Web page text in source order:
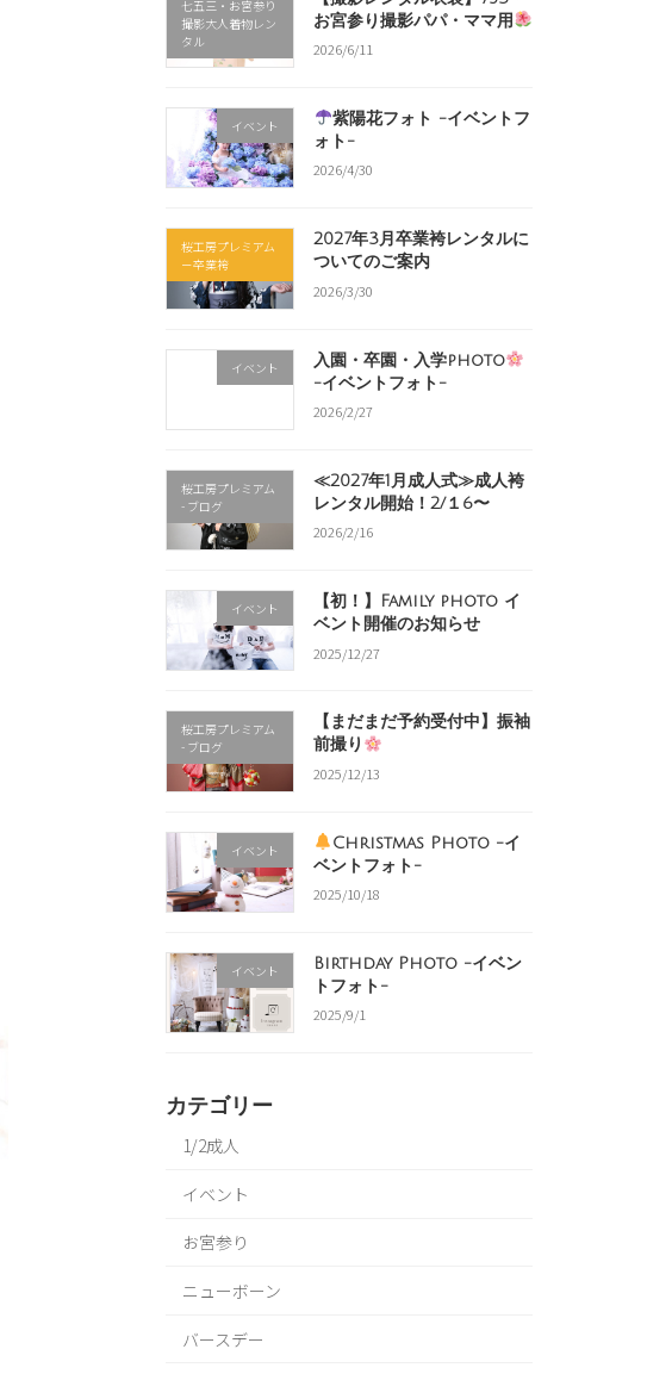
七五三・お宮参り
撮影大人着物レン
タル
お宮参り撮影パパ・ママ用
2026/6/11
イベント
紫陽花フォト -イベントフ
ォト-
2026/4/30
桜工房プレミアム
－卒業袴
2027年3月卒業袴レンタルに
ついてのご案内
2026/3/30
イベント
入園・卒園・入学photo
-イベントフォト-
2026/2/27
桜工房プレミアム
- ブログ
≪2027年1月成人式≫成人袴
レンタル開始！2/１6〜
2026/2/16
イベント
【初！】Family photo イ
ベント開催のお知らせ
2025/12/27
桜工房プレミアム
- ブログ
【まだまだ予約受付中】振袖
前撮り
2025/12/13
イベント
Christmas Photo -イ
ベントフォト-
2025/10/18
イベント
Birthday Photo -イベン
トフォト-
2025/9/1
カテゴリー
1/2成人
イベント
お宮参り
ニューボーン
バースデー